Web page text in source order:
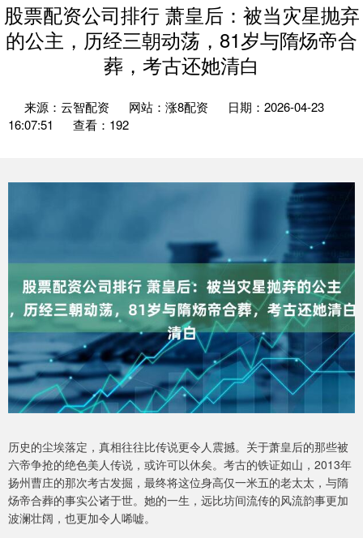
股票配资公司排行 萧皇后：被当灾星抛弃
的公主，历经三朝动荡，81岁与隋炀帝合
葬，考古还她清白
来源：云智配资 网站：涨8配资
日期：2026-04-23
16:07:51
查看：192
历史的尘埃落定，真相往往比传说更令人震撼。关于萧皇后的那些被
六帝争抢的绝色美人传说，或许可以休矣。考古的铁证如山，2013年
扬州曹庄的那次考古发掘，最终将这位身高仅一米五的老太太，与隋
炀帝合葬的事实公诸于世。她的一生，远比坊间流传的风流韵事更加
波澜壮阔，也更加令人唏嘘。